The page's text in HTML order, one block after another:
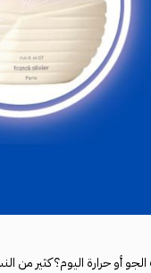
أو حرارة اليوم؟ كثير من